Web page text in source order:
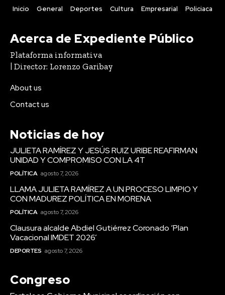
Inicio General Deportes Cultura Empresarial Policiaca
Acerca de Expediente Público
Plataforma informativa
| Director: Lorenzo Garibay
About us
Contact us
Noticias de hoy
JULIETA RAMÍREZ Y JESÚS RUIZ URIBE REAFIRMAN
UNIDAD Y COMPROMISO CON LA 4T
POLÍTICA agosto 7, 2026
LLAMA JULIETA RAMÍREZ A UN PROCESO LIMPIO Y
CON MADUREZ POLÍTICA EN MORENA
POLÍTICA agosto 7, 2026
Clausura alcalde Abdiel Gutiérrez Coronado ‘Plan
Vacacional IMDET 2026’
DEPORTES agosto 7, 2026
Congreso